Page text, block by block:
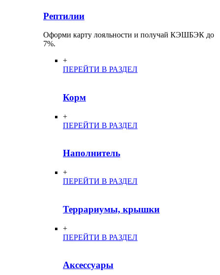
Рептилии
Оформи карту лояльности и получай КЭШБЭК до
7%.
+
ПЕРЕЙТИ В РАЗДЕЛ
Корм
+
ПЕРЕЙТИ В РАЗДЕЛ
Наполнитель
+
ПЕРЕЙТИ В РАЗДЕЛ
Террариумы, крышки
+
ПЕРЕЙТИ В РАЗДЕЛ
Аксессуары